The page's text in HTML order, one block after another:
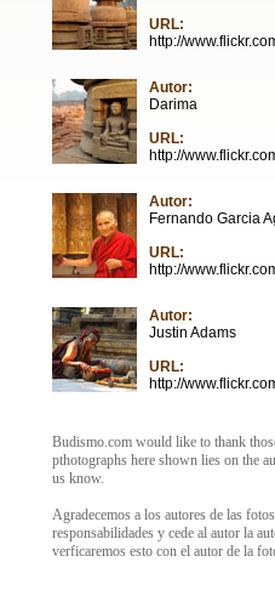
URL:
http://
Autor:
Darima
URL:
http://
Autor:
Fernando Garcia
URL:
http://
Autor:
Justin Adams
URL:
http://
Budismo.com would like to thank
pthotographs here shown lies on the
us know.
Agradecemos a los autores de las
responsabilidades y cede al autor la
verficaremos esto con el autor de la